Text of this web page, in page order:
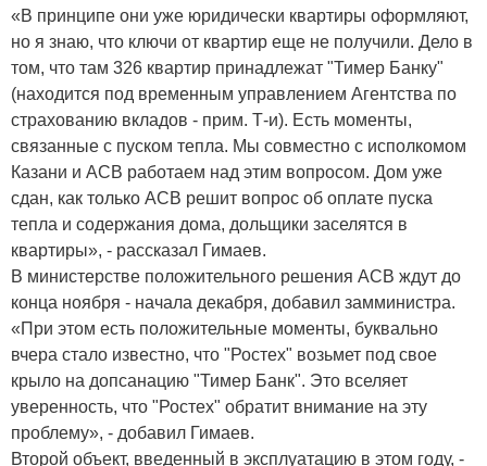
«В принципе они уже юридически квартиры оформляют,
но я знаю, что ключи от квартир еще не получили. Дело в
том, что там 326 квартир принадлежат "Тимер Банку"
(находится под временным управлением Агентства по
страхованию вкладов - прим. Т-и). Есть моменты,
связанные с пуском тепла. Мы совместно с исполкомом
Казани и АСВ работаем над этим вопросом. Дом уже
сдан, как только АСВ решит вопрос об оплате пуска
тепла и содержания дома, дольщики заселятся в
квартиры», - рассказал Гимаев.
В министерстве положительного решения АСВ ждут до
конца ноября - начала декабря, добавил замминистра.
«При этом есть положительные моменты, буквально
вчера стало известно, что "Ростех" возьмет под свое
крыло на допсанацию "Тимер Банк". Это вселяет
уверенность, что "Ростех" обратит внимание на эту
проблему», - добавил Гимаев.
Второй объект, введенный в эксплуатацию в этом году, -